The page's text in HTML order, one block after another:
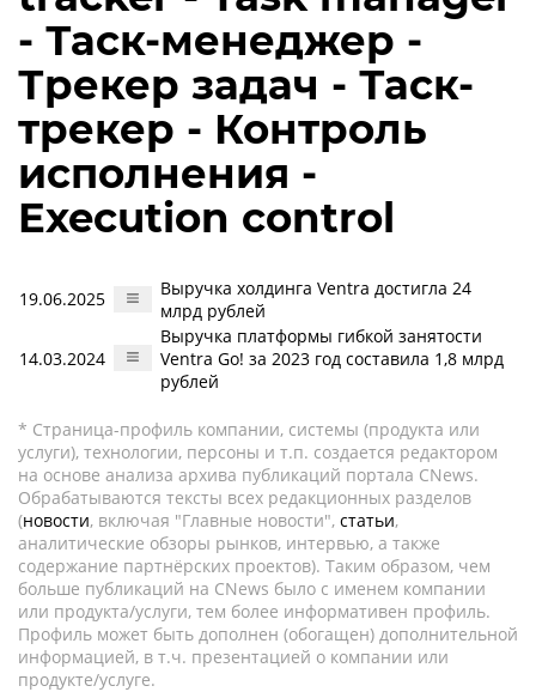
- Таск-менеджер -
Трекер задач - Таск-
трекер - Контроль
исполнения -
Execution control
19.06.2025
Выручка холдинга Ventra достигла 24
млрд рублей
14.03.2024
Выручка платформы гибкой занятости
Ventra Go! за 2023 год составила 1,8 млрд
рублей
* Страница-профиль компании, системы (продукта или
услуги), технологии, персоны и т.п. создается редактором
на основе анализа архива публикаций портала CNews.
Обрабатываются тексты всех редакционных разделов
(новости, включая "Главные новости", статьи,
аналитические обзоры рынков, интервью, а также
содержание партнёрских проектов). Таким образом, чем
больше публикаций на CNews было с именем компании
или продукта/услуги, тем более информативен профиль.
Профиль может быть дополнен (обогащен) дополнительной
информацией, в т.ч. презентацией о компании или
продукте/услуге.